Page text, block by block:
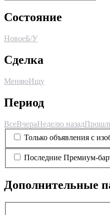
Состояние
НовоеБ/У
Сделка
МеняюИщу
Период
ВсеВчераНеделю назад
Только объявления с
Последние Премиум-
Дополнительные